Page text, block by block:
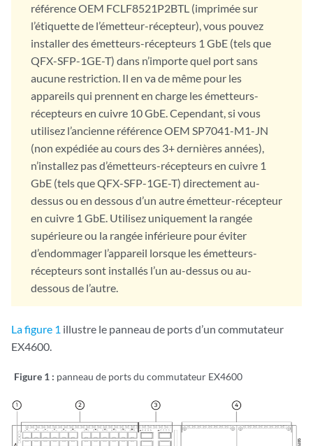
référence OEM FCLF8521P2BTL (imprimée sur
l’étiquette de l’émetteur-récepteur), vous pouvez
installer des émetteurs-récepteurs 1 GbE (tels que
QFX-SFP-1GE-T) dans n’importe quel port sans
aucune restriction. Il en va de même pour les
appareils qui prennent en charge les émetteurs-
récepteurs en cuivre 10 GbE. Cependant, si vous
utilisez l’ancienne référence OEM SP7041-M1-JN
(non expédiée au cours des 3+ dernières années),
n’installez pas d’émetteurs-récepteurs en cuivre 1
GbE (tels que QFX-SFP-1GE-T) directement au-
dessus ou en dessous d’un autre émetteur-récepteur
en cuivre 1 GbE. Utilisez uniquement la rangée
supérieure ou la rangée inférieure pour éviter
d’endommager l’appareil lorsque les émetteurs-
récepteurs sont installés l’un au-dessus ou au-
dessous de l’autre.
La figure 1 illustre le panneau de ports d’un commutateur
EX4600.
Figure 1 : panneau de ports du commutateur EX4600